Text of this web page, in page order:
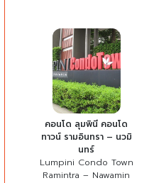
คอนโด ลุมพินี คอนโด
ทาวน์ รามอินทรา – นวมิ
นทร์
Lumpini Condo Town
Ramintra – Nawamin